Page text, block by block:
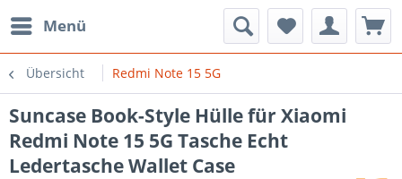
Menü
Übersicht Redmi Note 15 5G
Suncase Book-Style Hülle für Xiaomi
Redmi Note 15 5G Tasche Echt
Ledertasche Wallet Case